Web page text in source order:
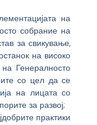
на
собрание на
за свикување,
на високо
Генералносто
со цел да се
на лицата со
за развој;
практики